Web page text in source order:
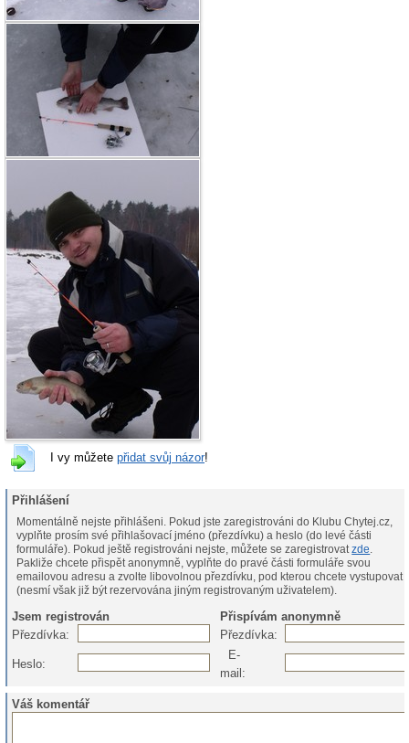
I vy můžete přidat svůj názor!
Přihlášení
Momentálně nejste přihlášeni. Pokud jste zaregistrováni do Klubu Chytej.cz,
vyplňte prosím své přihlašovací jméno (přezdívku) a heslo (do levé části
formuláře). Pokud ještě registrováni nejste, můžete se zaregistrovatzde
Pakliže chcete přispět anonymně, vyplňte do pravé části formuláře svou
emailovou adresu a zvolte libovolnou přezdívku, pod kterou chcete vystupovat
(nesmí však již být rezervována jiným registrovaným uživatelem).
Jsem registrován
Přispívám anonymně
Přezdívka:
Přezdívka:
Heslo:
E-
mail:
Váš komentář